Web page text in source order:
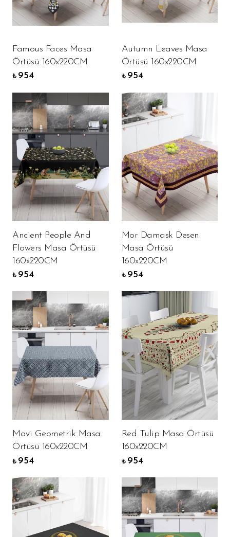
Famous Faces Masa
Örtüsü 160x220CM
₺ 954
Autumn Leaves Masa
Örtüsü 160x220CM
₺ 954
Ancient People And
Flowers Masa Örtüsü
160x220CM
₺ 954
Mor Damask Desen
Masa Örtüsü
160x220CM
₺ 954
Mavi Geometrik Masa
Örtüsü 160x220CM
₺ 954
Red Tulip Masa Örtüsü
160x220CM
₺ 954